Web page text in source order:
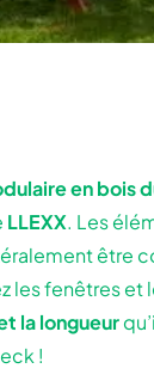
en bois
LLEXX. Les
être
fenêtres et
la longueur
!